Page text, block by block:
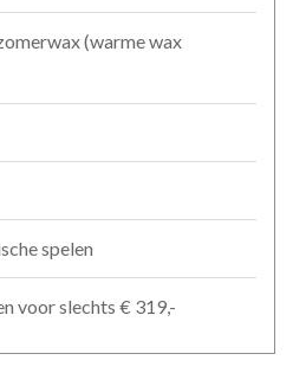
(warme wax
spelen
voor slechts € 319,-